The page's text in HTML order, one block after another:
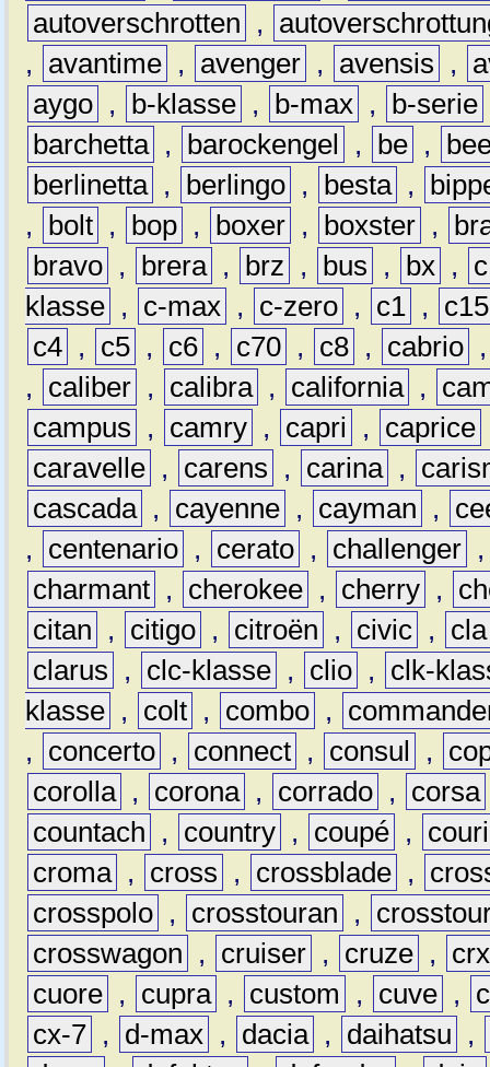
autoverschrotten
,
,
avantime , avenger , avensis ,
aygo , b-klasse , b-max , b-serie
barchetta , barockengel , be ,
berlinetta , berlingo , besta ,
,
bolt , bop , boxer , boxster ,
bravo , brera , brz , bus , bx ,
c
klasse , c-max , c-zero , c1 ,
c15
c4 , c5 , c6 , c70 , c8 , cabrio
,
caliber , calibra , california ,
campus
, camry , capri , caprice
caravelle , carens , carina ,
cascada , cayenne , cayman ,
,
centenario , cerato , challenger
charmant , cherokee , cherry ,
citan
, citigo , citroën , civic ,
cla
clarus
, clc-klasse , clio ,
clk-
klasse , colt , combo ,
,
concerto , connect , consul ,
corolla , corona , corrado , corsa
countach
, country , coupé ,
croma , cross , crossblade ,
crosspolo , crosstouran ,
crosswagon
, cruiser , cruze ,
crx
cuore , cupra , custom , cuve ,
cx-7 , d-max , dacia , daihatsu
,